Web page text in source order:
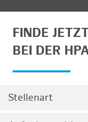
FINDE
BEI DER
Stellenart